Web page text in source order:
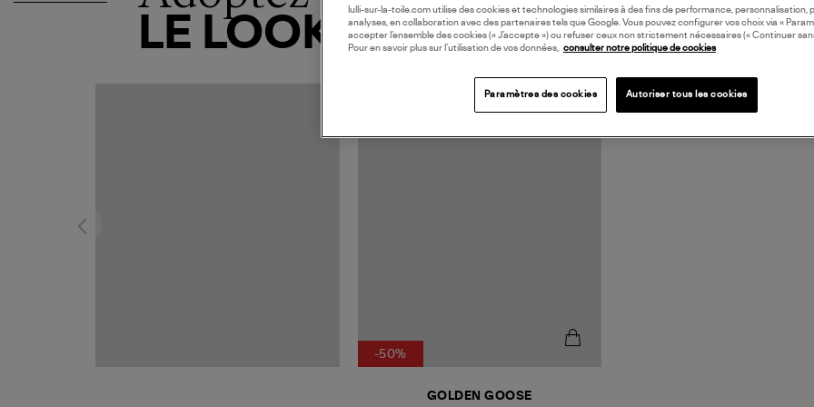
LE LOOK
-50%
GOLDEN GOOSE
lulli-sur-la-toile.com utilise des cookies et technologies similaires à des fins de performance, personnalisation,
analyses, en collaboration avec des partenaires tels que Google. Vous pouvez configurer vos choix via «
accepter l’ensemble des cookies (« J’accepte ») ou refuser ceux non strictement nécessaires (« Continuer
Pour en savoir plus sur l’utilisation de vos données,
consulter notre politique de cookies
Paramètres des cookies Autoriser tous les cookies